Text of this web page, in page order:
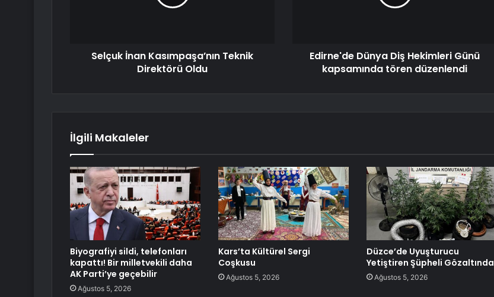
Selçuk İnan Kasımpaşa’nın Teknik
Direktörü Oldu
Edirne'de Dünya Diş Hekimleri Günü
kapsamında tören düzenlendi
İlgili Makaleler
Biyografiyi sildi, telefonları
kapattı! Bir milletvekili daha
AK Parti’ye geçebilir
Ağustos 5, 2026
Kars’ta Kültürel Sergi
Coşkusu
Ağustos 5, 2026
Düzce’de Uyuşturucu
Yetiştiren Şüpheli Gözaltında
Ağustos 5, 2026